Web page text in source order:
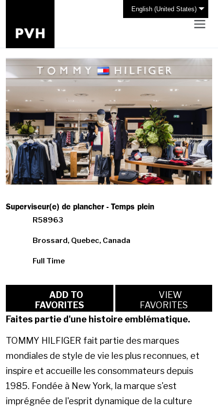
English (United States)
Superviseur(e) de plancher - Temps plein
R58963
Brossard, Quebec, Canada
Full Time
FAVORITES
VIEW
FAVORITES
Faites partie d'une histoire emblématique.
TOMMY HILFIGER fait partie des marques
mondiales de style de vie les plus reconnues, et
inspire et accueille les consommateurs depuis
1985. Fondée à New York, la marque s'est
imprégnée de l'esprit dynamique de la culture